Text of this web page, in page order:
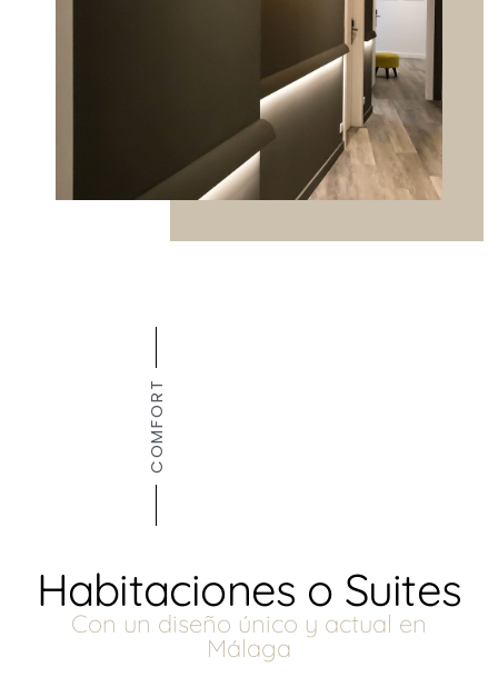
COMFORT
Habitaciones o Suites
Con un diseño único y actual en
Málaga